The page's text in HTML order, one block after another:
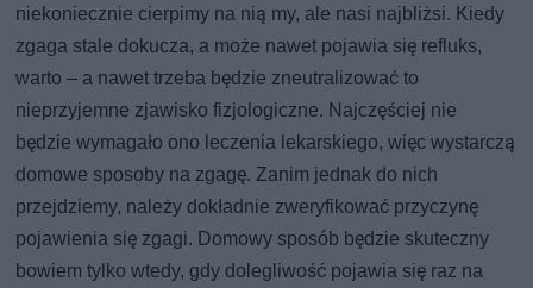
niekoniecznie cierpimy na nią my, ale nasi najbliżsi. Kiedy
zgaga stale dokucza, a może nawet pojawia się refluks,
warto – a nawet trzeba będzie zneutralizować to
nieprzyjemne zjawisko fizjologiczne. Najczęściej nie
będzie wymagało ono leczenia lekarskiego, więc wystarczą
domowe sposoby na zgagę. Zanim jednak do nich
przejdziemy, należy dokładnie zweryfikować przyczynę
pojawienia się zgagi. Domowy sposób będzie skuteczny
bowiem tylko wtedy, gdy dolegliwość pojawia się raz na